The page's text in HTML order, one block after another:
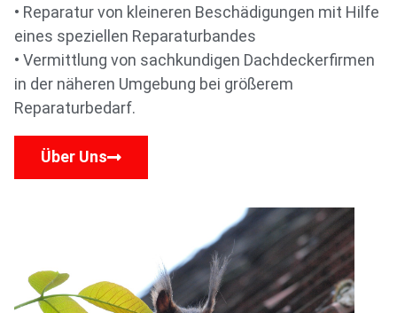
• Reparatur von kleineren Beschädigungen mit Hilfe
eines speziellen Reparaturbandes
• Vermittlung von sachkundigen Dachdeckerfirmen
in der näheren Umgebung bei größerem
Reparaturbedarf.
Über Uns